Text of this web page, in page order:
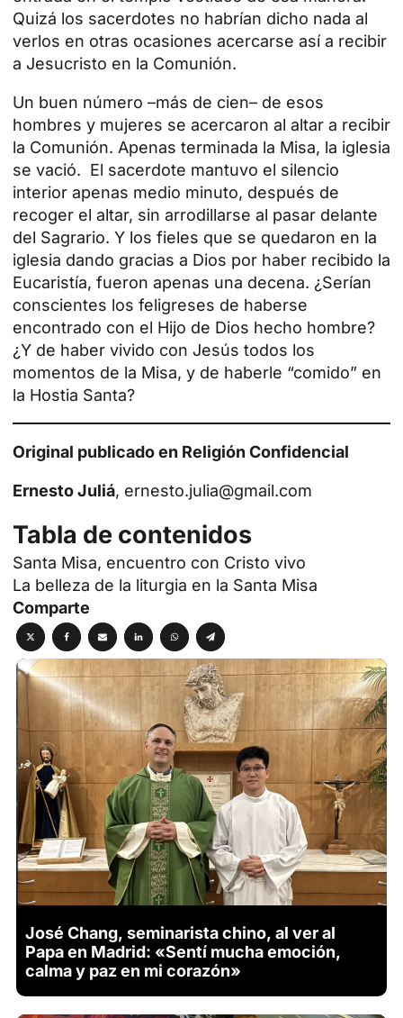
Quizá los sacerdotes no habrían dicho nada al
verlos en otras ocasiones acercarse así a recibir
a Jesucristo en la Comunión.
Un buen número –más de cien– de esos
hombres y mujeres se acercaron al altar a recibir
la Comunión. Apenas terminada la Misa, la iglesia
se vació. El sacerdote mantuvo el silencio
interior apenas medio minuto, después de
recoger el altar, sin arrodillarse al pasar delante
del Sagrario. Y los fieles que se quedaron en la
iglesia dando gracias a Dios por haber recibido la
Eucaristía, fueron apenas una decena. ¿Serían
conscientes los feligreses de haberse
encontrado con el Hijo de Dios hecho hombre?
¿Y de haber vivido con Jesús todos los
momentos de la Misa, y de haberle “comido” en
la Hostia Santa?
Original publicado en Religión Confidencial
Ernesto Juliá, ernesto.julia@gmail.com
Tabla de contenidos
Santa Misa, encuentro con Cristo vivo
La belleza de la liturgia en la Santa Misa
Comparte
José Chang, seminarista chino, al ver al
Papa en Madrid: «Sentí mucha emoción,
calma y paz en mi corazón»